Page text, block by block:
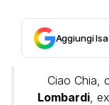
Aggiungi
Ciao Chia,
Lombardi,